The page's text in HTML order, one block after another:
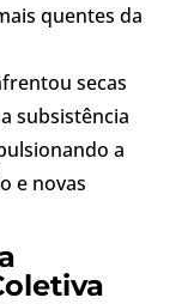
quentes da
secas
subsistência
a
e novas